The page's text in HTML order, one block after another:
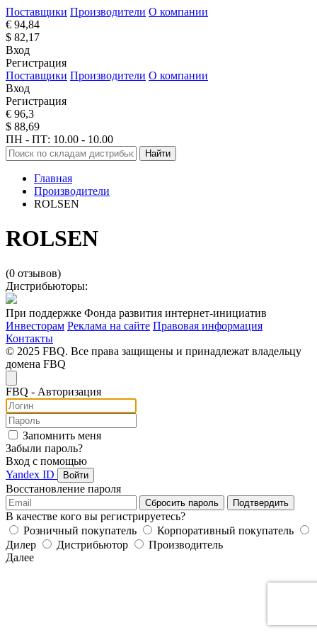
Поставщики Производители О компании
€ 94,84
$ 82,17
Вход
Регистрация
Поставщики Производители О компании
Вход
Регистрация
€ 96,3
$ 88,69
ПН - ПТ: 10.00 - 10.00
Найти
Главная
Производители
ROLSEN
ROLSEN
(0 отзывов)
Дистрибьюторы:
При поддержке Фонда развития интернет-инициатив
Инвесторам Реклама на сайте Правовая информация
Контакты
© 2025 FBQ. Все права защищены и принадлежат владельцу
домена FBQ
FBQ - Авторизация
Запомнить меня
Забыли пароль?
Вход с помощью
Yandex ID
Войти
Восстановление пароля
Сбросить пароль Подтвердить
В качестве кого вы регистрируетесь?
Розничный покупатель
Корпоративный покупатель
Дилер
Дистрибьютор
Производитель
Далее